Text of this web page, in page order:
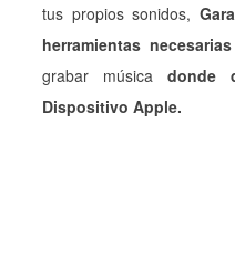
tus propios sonidos,
herramientas
grabar música donde
Dispositivo Apple.